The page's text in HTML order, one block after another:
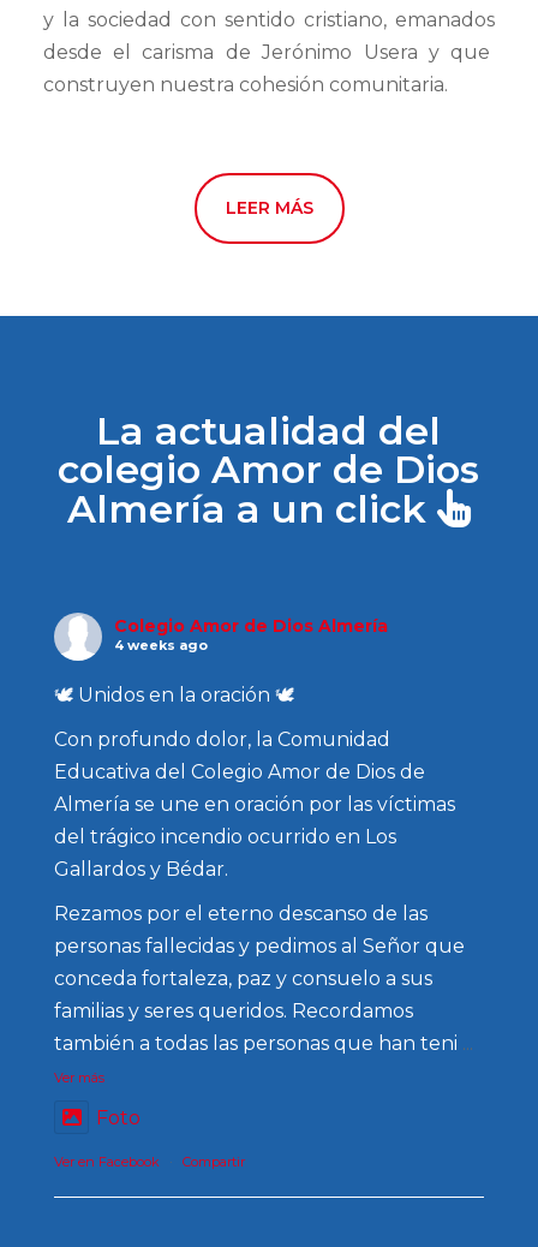
y la sociedad con sentido cristiano, emanados
desde el carisma de Jerónimo Usera y que
construyen nuestra cohesión comunitaria.
LEER MÁS
La actualidad del
colegio Amor de Dios
Almería a un click
Colegio Amor de Dios Almería
4 weeks ago
🕊️ Unidos en la oración 🕊️
Con profundo dolor, la Comunidad
Educativa del Colegio Amor de Dios de
Almería se une en oración por las víctimas
del trágico incendio ocurrido en Los
Gallardos y Bédar.
Rezamos por el eterno descanso de las
personas fallecidas y pedimos al Señor que
conceda fortaleza, paz y consuelo a sus
familias y seres queridos. Recordamos
también a todas las personas que han teni ...
Ver más
Foto
Ver en Facebook · Compartir